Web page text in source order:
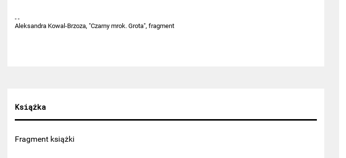
Aleksandra Kowal-Brzoza, "Czarny mrok. Grota", fragment
Książka
Fragment książki